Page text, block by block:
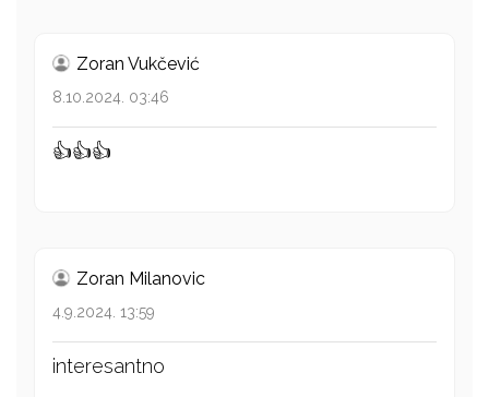
Zoran Vukčević
8.10.2024. 03:46
👍👍👍
Zoran Milanovic
4.9.2024. 13:59
interesantno